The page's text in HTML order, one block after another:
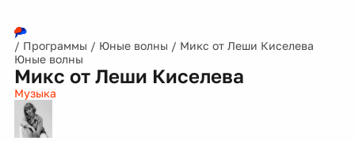
/ Программы / Юные волны / Микс от Леши Киселева
Юные волны
Микс от Леши Киселева
Музыка